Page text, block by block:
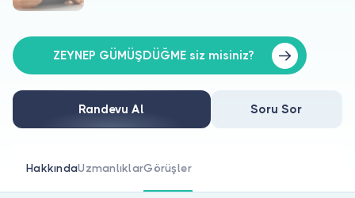
Doktorlar için
Doktor musunuz?
ZEYNEP GÜMÜŞDÜĞME siz misiniz?
Randevu Al Soru Sor
HakkındaUzmanlıklarGörüşler